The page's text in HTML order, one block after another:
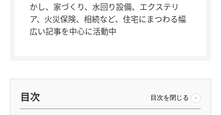
かし、家づくり、水回り設備、エクステリ
ア、火災保険、相続など、住宅にまつわる幅
広い記事を中心に活動中
目次 目次を閉じる